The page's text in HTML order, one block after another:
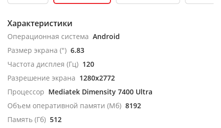
Характеристики
Операционная система Android
Размер экрана (") 6.83
Частота дисплея (Гц) 120
Разрешение экрана 1280x2772
Процессор Mediatek Dimensity 7400 Ultra
Объем оперативной памяти (Мб) 8192
Память (Гб) 512